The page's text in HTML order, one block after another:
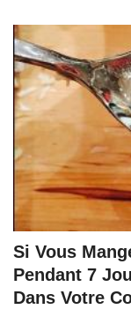
Si Vous
Pendant 7
Dans Votre